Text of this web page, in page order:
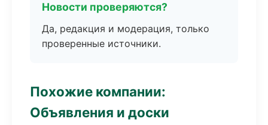
Новости проверяются?
Да, редакция и модерация, только
проверенные источники.
Похожие компании:
Объявления и доски